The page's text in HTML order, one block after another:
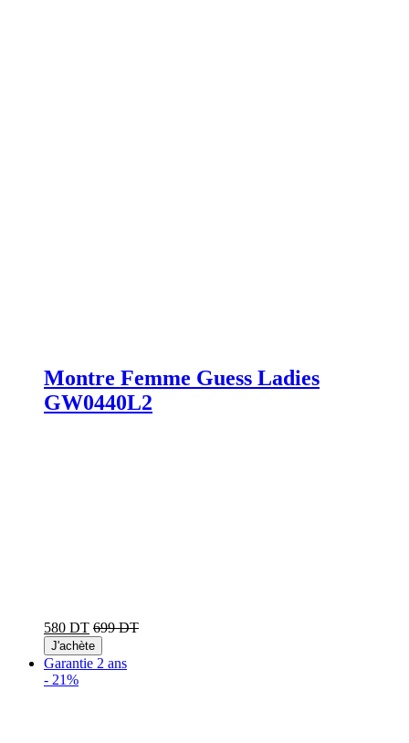
Montre Femme Guess Ladies
GW0440L2
580 DT 699 DT
J'achète
Garantie 2 ans
- 21%